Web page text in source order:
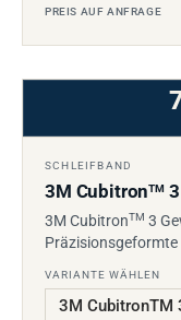
PREIS AUF ANFRAGE
SCHLEIFBAND
3M CubitronTM3
3M CubitronTM 3
Präzisionsgeformte
VARIANTE WÄHLEN